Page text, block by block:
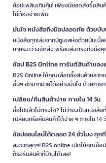
ช้อปเพลินเกินคุ้ม! เพียงมียอดสั่งซื้อสิ
ไม่ต้องจ่ายเพิ่ม
มั่นใจ หนังสือถึงมือปลอดภัย ด้วยบับ
หนังสือทุกเล่มจากบีทูเอสห่อด้วยบับเบิ้
หายระหว่างจัดส่ง พร้อมส่งตรงถึงมื
ช้อป B2S Online การันตีสินค้าของ
B2S Online ให้คุณเลือกซื้อสินค้าหลาก
อื่นๆ อีกมากมายได้อย่างมั่นใจ ด้วยกา
เปลี่ยน/คืนสินค้าง่าย ภายใน 14 วัน
ซื้อไปแล้วไม่ตรงใจ? ไม่ว่าจะเป็นหนัง
เปลี่ยนหรือคืนสินค้าได้ง่าย ๆ ภายใน 14
ช้อปออนไลน์ได้ตลอด 24 ชั่วโมง ทุก
สะดวกสุดๆ! B2S online เปิดให้คุณช้อ
ก็รอรับสินค้าที่บ้านได้เลย!